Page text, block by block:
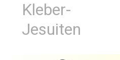
Kleber-
Jesuiten